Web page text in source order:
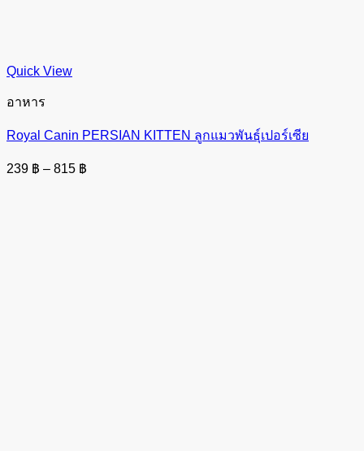
Quick View
อาหาร
Royal Canin PERSIAN KITTEN ลูกแมวพันธุ์เปอร์เซีย
239 ฿ – 815 ฿